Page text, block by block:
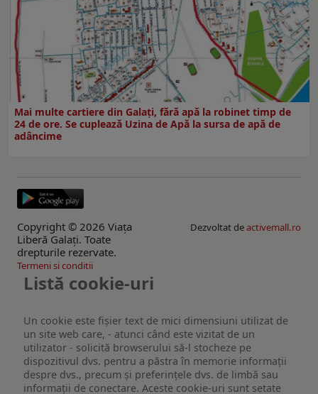
Mai multe cartiere din Galați, fără apă la robinet timp de
24 de ore. Se cuplează Uzina de Apă la sursa de apă de
adâncime
Copyright © 2026 Viaţa
Liberă Galaţi. Toate
drepturile rezervate.
Dezvoltat deactivemall.ro
Termeni si conditii
Listă cookie-uri
Un cookie este fişier text de mici dimensiuni utilizat de
un site web care, - atunci când este vizitat de un
utilizator - solicită browserului să-l stocheze pe
dispozitivul dvs. pentru a păstra în memorie informații
despre dvs., precum și preferințele dvs. de limbă sau
informații de conectare. Aceste cookie-uri sunt setate